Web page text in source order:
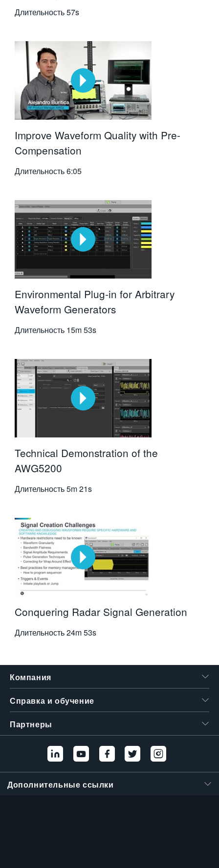
Длительность57s
Improve Waveform Quality with Pre-
Compensation
Длительность6:05
Environmental Plug-in for Arbitrary
Waveform Generators
Длительность 15m 53s
Technical Demonstration of the
AWG5200
Длительность5m 21s
Conquering Radar Signal Generation
Длительность24m 53s
Компания
Справка и обучение
Партнеры
Дополнительные ссылки